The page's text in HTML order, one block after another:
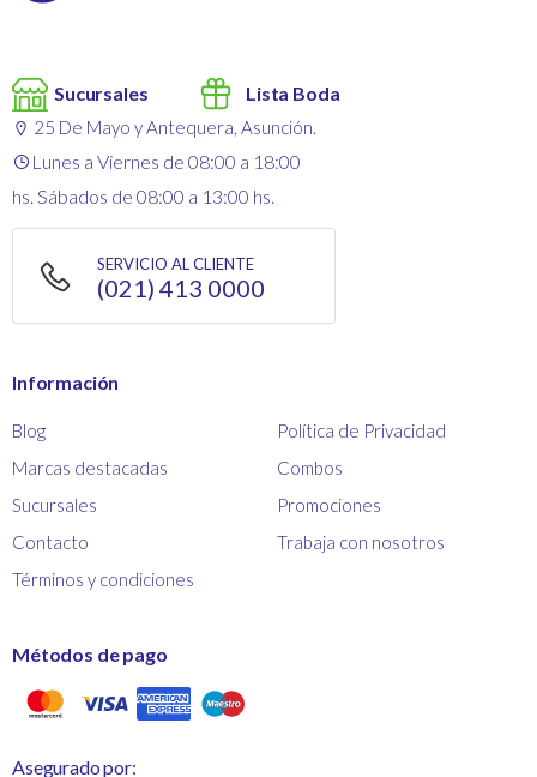
Sucursales Lista Boda
25 De Mayo y Antequera, Asunción.
Lunes a Viernes de 08:00 a 18:00
hs. Sábados de 08:00 a 13:00 hs.
SERVICIO AL CLIENTE
(021) 413 0000
Información
Blog
Marcas destacadas
Sucursales
Contacto
Términos y condiciones
Política de Privacidad
Combos
Promociones
Trabaja con nosotros
Métodos de pago
Asegurado por: